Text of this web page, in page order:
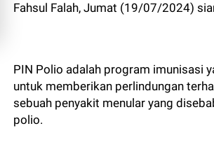
Fahsul Falah, Jumat (19/07/2024)
PIN Polio adalah program imunisasi
untuk memberikan perlindungan
sebuah penyakit menular yang
polio.